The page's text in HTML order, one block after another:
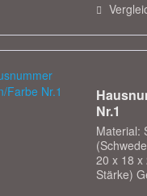
Nr.1
Material:
20 x 18 x
Stärke)